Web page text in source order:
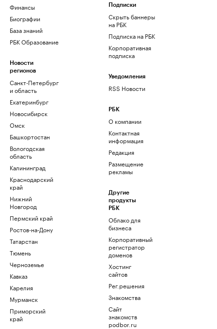
Финансы
Биографии
База знаний
РБК Образование
Новости
регионов
Санкт-Петербург
и область
Екатеринбург
Новосибирск
Омск
Башкортостан
Вологодская
область
Калининград
Краснодарский
край
Нижний
Новгород
Пермский край
Ростов-на-Дону
Татарстан
Тюмень
Черноземье
Кавказ
Карелия
Мурманск
Приморский
край
Подписки
Скрыть баннеры
на РБК
Подписка на РБК
Корпоративная
подписка
Уведомления
RSS Новости
РБК
О компании
Контактная
информация
Редакция
Размещение
рекламы
Другие
продукты
РБК
Облако для
бизнеса
Корпоративный
регистратор
доменов
Хостинг
сайтов
Рег.решения
Знакомства
Сайт
знакомств
podbor.ru